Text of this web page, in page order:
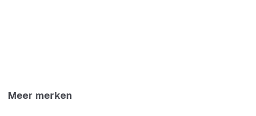
Meer merken